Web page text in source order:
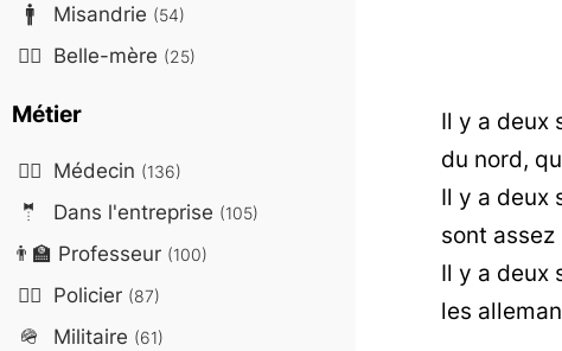
Il y a deux
du nord,
Il y a deux
sont
Il y a deux
les
🚹 Misandrie (54)
🤷‍♀️ Belle-mère (25)
Métier
👨‍⚕️ Médecin (136)
🤵 Dans l'entreprise (105)
👨‍🏫 Professeur (100)
👮‍♂️ Policier (87)
🪖 Militaire (61)